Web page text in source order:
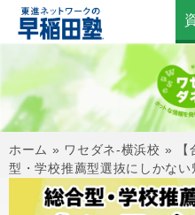
ホーム » ワセダネ-横浜校 »
型・学校推薦型選抜にしかない